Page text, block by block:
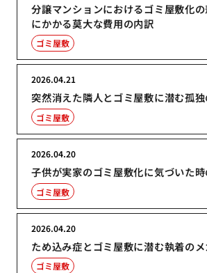
分譲マンションにおけるゴミ屋敷化
にかかる莫大な費用の内訳
ゴミ屋敷
突然消えた隣人とゴミ屋敷に潜む孤
2026.04.21
ゴミ屋敷
子供が実家のゴミ屋敷化に気づいた
2026.04.20
ゴミ屋敷
ため込み症とゴミ屋敷に潜む執着の
2026.04.20
ゴミ屋敷